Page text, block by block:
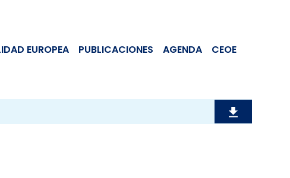
EUROPEA PUBLICACIONES AGENDA CEOE